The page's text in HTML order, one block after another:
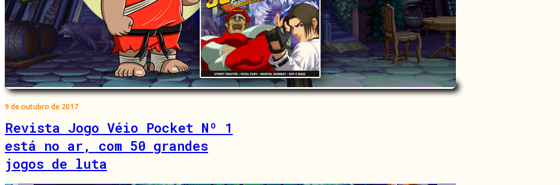
9 de outubro de 2017
Revista Jogo Véio Pocket Nº 1
está no ar, com 50 grandes
jogos de luta